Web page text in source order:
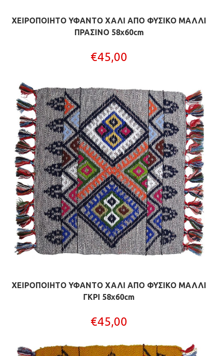
ΧΕΙΡΟΠΟΙΗΤΟ ΥΦΑΝΤΟ ΧΑΛΙ ΑΠΟ ΦΥΣΙΚΟ ΜΑΛΛΙ
ΠΡΑΣΙΝΟ 58x60cm
€45,00
ΧΕΙΡΟΠΟΙΗΤΟ ΥΦΑΝΤΟ ΧΑΛΙ ΑΠΟ ΦΥΣΙΚΟ ΜΑΛΛΙ
ΓΚΡΙ 58x60cm
€45,00